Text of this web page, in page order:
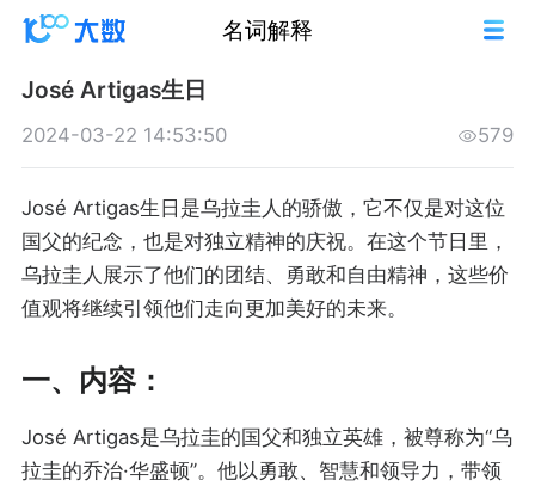
名词解释
José Artigas生日
2024-03-22 14:53:50 579
José Artigas生日是乌拉圭人的骄傲，它不仅是对这位
国父的纪念，也是对独立精神的庆祝。在这个节日里，
乌拉圭人展示了他们的团结、勇敢和自由精神，这些价
值观将继续引领他们走向更加美好的未来。
一、内容：
José Artigas是乌拉圭的国父和独立英雄，被尊称为“乌
拉圭的乔治·华盛顿”。他以勇敢、智慧和领导力，带领